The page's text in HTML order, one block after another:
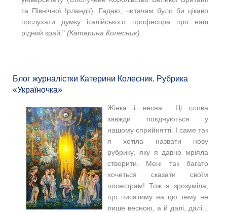
та Північної Ірландії). Гадаю, читачам було би цікаво
послухати думку італійського професора про наш
рідний край." (Катерина Колесник)
Блог журналістки Катерини Колесник. Рубрика
«Україночка»
Жінка і весна... Ці слова
завжди поєднуються у
нашому сприйнятті. І саме так
я хотіла назвати нову
рубрику, яку я давно мріяла
створити. Мені так багато
хочеться сказати своїм
посестрам! Тож я зрозуміла,
що писатиму на цю тему не
лише весною, а й далі, далі...